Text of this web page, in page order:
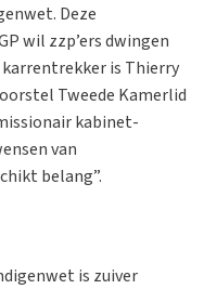
Deze
wil zzp’ers dwingen
is Thierry
Tweede Kamerlid
kabinet-
van
belang”.
is zuiver